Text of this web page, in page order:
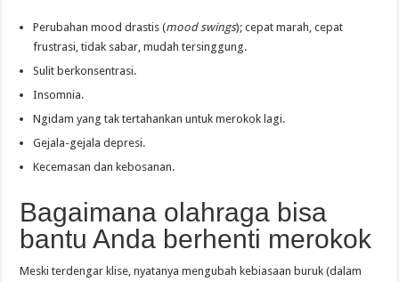
Perubahan mood drastis (mood swings); cepat marah, cepat
frustrasi, tidak sabar, mudah tersinggung.
Sulit berkonsentrasi.
Insomnia.
Ngidam yang tak tertahankan untuk merokok lagi.
Gejala-gejala depresi.
Kecemasan dan kebosanan.
Bagaimana olahraga bisa
bantu Anda berhenti merokok
Meski terdengar klise, nyatanya mengubah kebiasaan buruk (dalam